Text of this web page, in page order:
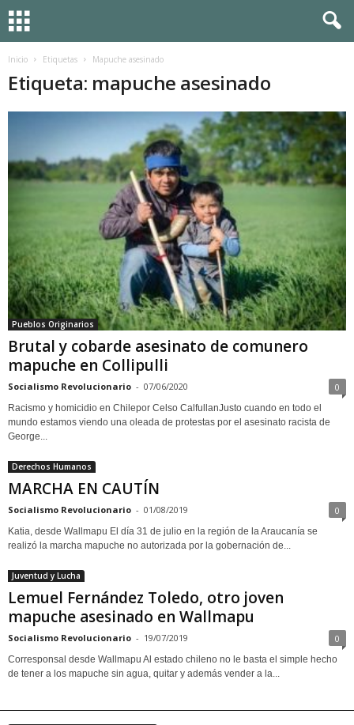
Inicio Etiquetas Mapuche asesinado
Etiqueta: mapuche asesinado
Pueblos Originarios
Brutal y cobarde asesinato de comunero
mapuche en Collipulli
Socialismo Revolucionario - 07/06/2020 0
Racismo y homicidio en Chilepor Celso CalfullanJusto cuando en todo el
mundo estamos viendo una oleada de protestas por el asesinato racista de
George...
Derechos Humanos
MARCHA EN CAUTÍN
Socialismo Revolucionario - 01/08/2019 0
Katia, desde Wallmapu El día 31 de julio en la región de la Araucanía se
realizó la marcha mapuche no autorizada por la gobernación de...
Juventud y Lucha
Lemuel Fernández Toledo, otro joven
mapuche asesinado en Wallmapu
Socialismo Revolucionario - 19/07/2019 0
Corresponsal desde Wallmapu Al estado chileno no le basta el simple hecho
de tener a los mapuche sin agua, quitar y además vender a la...